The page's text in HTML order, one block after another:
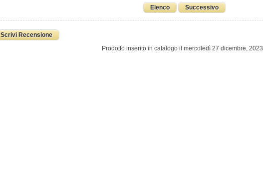
Elenco Successivo
Scrivi Recensione
Prodotto inserito in catalogo il mercoledì 27 dicembre, 2023.